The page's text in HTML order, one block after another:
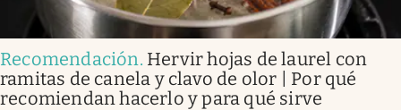
Recomendación. Hervir hojas de laurel con
ramitas de canela y clavo de olor | Por qué
recomiendan hacerlo y para qué sirve